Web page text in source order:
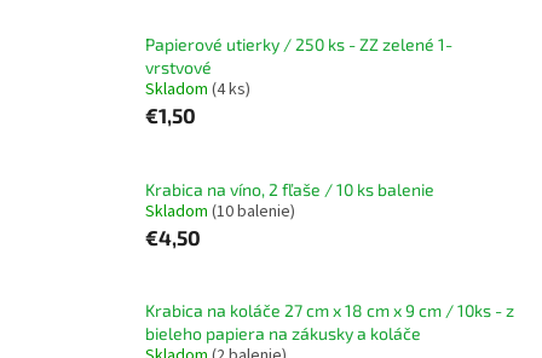
Papierové utierky / 250 ks - ZZ zelené 1-
vrstvové
Skladom (4 ks)
€1,50
Krabica na víno, 2 fľaše / 10 ks balenie
Skladom (10 balenie)
€4,50
Krabica na koláče 27 cm x 18 cm x 9 cm / 10ks - z
bieleho papiera na zákusky a koláče